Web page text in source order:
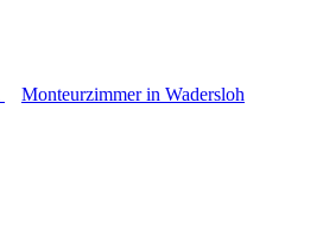
Monteurzimmer in Wadersloh